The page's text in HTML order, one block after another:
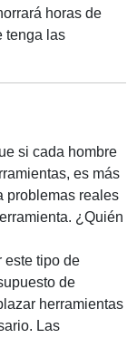
horas de
tenga las
si cada hombre
es más
problemas reales
¿Quién
este tipo de
de
herramientas
Las